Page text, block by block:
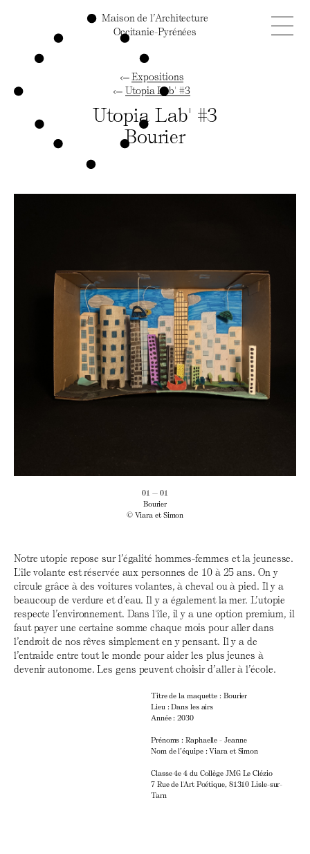
Maison de l’Architecture
Occitanie-Pyrénées
Expositions
Utopia Lab' #3
Utopia Lab' #3
Bourier
01 — 01
Bourier
© Viara et Simon
Notre utopie repose sur l’égalité hommes-femmes et la jeunesse.
L'île volante est réservée aux personnes de 10 à 25 ans. On y
circule grâce à des voitures volantes, à cheval ou à pied. Il y a
beaucoup de verdure et d’eau. Il y a également la mer. L’utopie
respecte l’environnement. Dans l'île, il y a une option premium, il
faut payer une certaine somme chaque mois pour aller dans
l’endroit de nos rêves simplement en y pensant. Il y a de
l’entraide entre tout le monde pour aider les plus jeunes à
devenir autonome. Les gens peuvent choisir d’aller à l’école.
Titre de la maquette : Bourier
Lieu : Dans les airs
Année : 2030
Prénoms : Raphaelle - Jeanne
Nom de l’équipe : Viara et Simon
Classe 4e 4 du Collège JMG Le Clézio
7 Rue de l'Art Poétique, 81310 Lisle-sur-
Tarn